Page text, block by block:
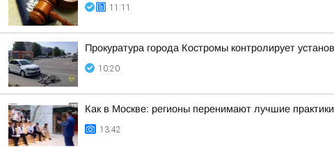
11:11
Прокуратура города Костромы контролирует
10:20
Как в Москве: регионы перенимают лучшие
13:42